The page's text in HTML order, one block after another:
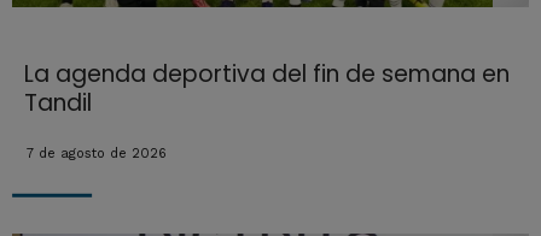
La agenda deportiva del fin de semana en
Tandil
7 de agosto de 2026